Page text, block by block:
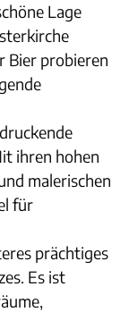
Lage
Bier probieren
ihren hohen
malerischen
für
prächtiges
Es ist